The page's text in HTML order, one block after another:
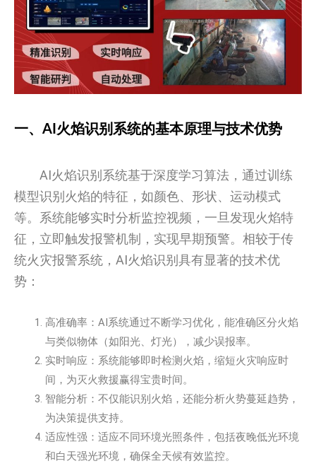
一、AI火焰识别系统的基本原理与技术优势
AI火焰识别系统基于深度学习算法，通过训练
模型识别火焰的特征，如颜色、形状、运动模式
等。系统能够实时分析监控视频，一旦发现火焰特
征，立即触发报警机制，实现早期预警。相较于传
统火灾报警系统，AI火焰识别具有显著的技术优
势：
高准确率：AI系统通过不断学习优化，能准确区分火焰
与类似物体（如阳光、灯光），减少误报率。
实时响应：系统能够即时检测火焰，缩短火灾响应时
间，为灭火救援赢得宝贵时间。
智能分析：不仅能识别火焰，还能分析火势蔓延趋势，
为决策提供支持。
适应性强：适应不同环境光照条件，包括夜晚低光环境
和白天强光环境，确保全天候有效监控。